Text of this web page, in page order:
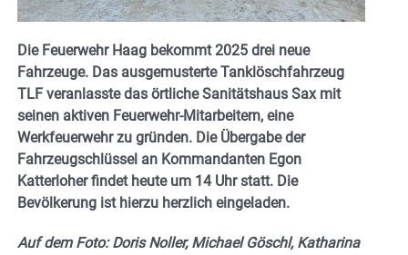
Die Feuerwehr Haag bekommt 2025 drei neue
Fahrzeuge. Das ausgemusterte Tanklöschfahrzeug
TLF veranlasste das örtliche Sanitätshaus Sax mit
seinen aktiven Feuerwehr-Mitarbeitern, eine
Werkfeuerwehr zu gründen. Die Übergabe der
Fahrzeugschlüssel an Kommandanten Egon
Katterloher findet heute um 14 Uhr statt. Die
Bevölkerung ist hierzu herzlich eingeladen.
Auf dem Foto: Doris Noller, Michael Göschl, Katharina